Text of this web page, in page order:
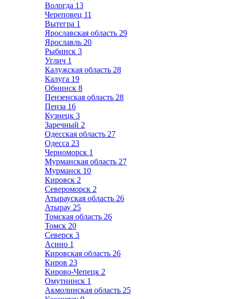
Вологда 13
Череповец 11
Вытегра 1
Ярославская область 29
Ярославль 20
Рыбинск 3
Углич 1
Калужская область 28
Калуга 19
Обнинск 8
Пензенская область 28
Пенза 16
Кузнецк 3
Заречный 2
Одесская область 27
Одесса 23
Черноморск 1
Мурманская область 27
Мурманск 10
Кировск 2
Североморск 2
Атырауская область 26
Атырау 25
Томская область 26
Томск 20
Северск 3
Асино 1
Кировская область 26
Киров 23
Кирово-Чепецк 2
Омутнинск 1
Акмолинская область 25